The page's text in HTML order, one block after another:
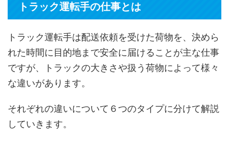
トラック運転手の仕事とは
トラック運転手は配送依頼を受けた荷物を、決めら
れた時間に目的地まで安全に届けることが主な仕事
ですが、トラックの大きさや扱う荷物によって様々
な違いがあります。
それぞれの違いについて６つのタイプに分けて解説
していきます。